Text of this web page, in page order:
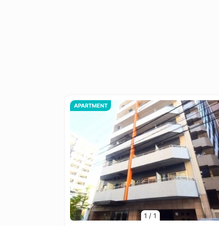
1 /1
APARTMENT